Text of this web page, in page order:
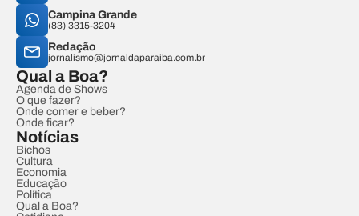
Campina Grande
(83) 3315-3204
Redação
jornalismo@jornaldaparaiba.com.br
Qual a Boa?
Agenda de Shows
O que fazer?
Onde comer e beber?
Onde ficar?
Notícias
Bichos
Cultura
Economia
Educação
Política
Qual a Boa?